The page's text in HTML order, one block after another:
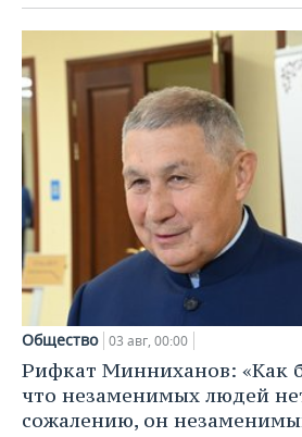
Общество 03 авг, 00:00
Рифкат Минниханов: «Как
что незаменимых людей
сожалению, он